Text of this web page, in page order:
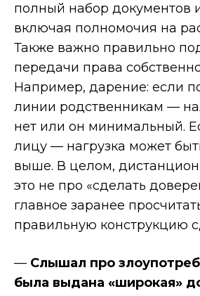
полный набор документов
включая полномочия на
Также важно правильно
передачи права
Например, дарение: если
линии родственникам —
нет или он минимальный.
лицу — нагрузка может
выше. В целом,
это не про «сделать
главное заранее
правильную конструкцию
— Слышал про
была выдана «широкая»